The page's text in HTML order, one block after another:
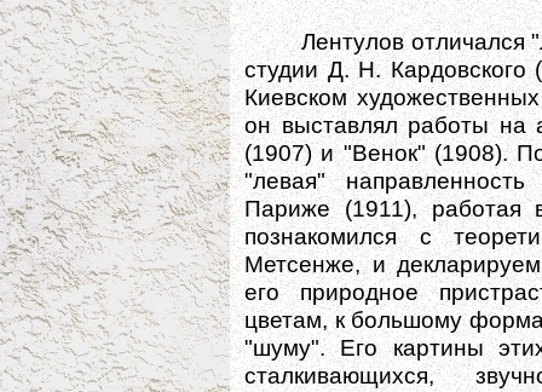
Лентулов отличался
студии Д. Н. Кардовского
Киевском
он выставлял работы на
(1907) и "Венок" (1908).
"левая"
Париже (1911), работая
познакомился с
Метсенже, и
его природное
цветам, к большому
"шуму". Его картины
сталкивающихся,